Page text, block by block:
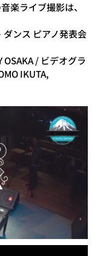
楽ライブ撮影は、
ンス ピアノ発表会
/ ビデオグラ
IKUTA,